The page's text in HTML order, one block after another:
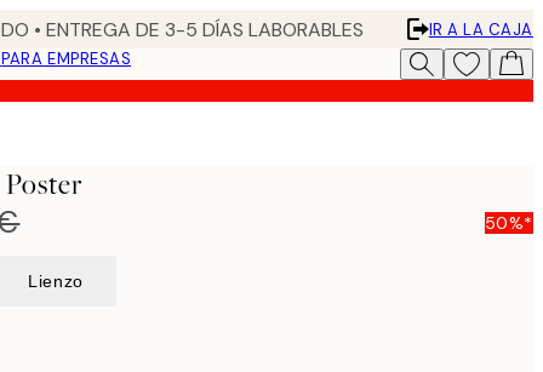
• ENTREGA DE 3-5 DÍAS LABORABLES
IR A LA CAJA
PARA EMPRESAS
50%*
Lienzo